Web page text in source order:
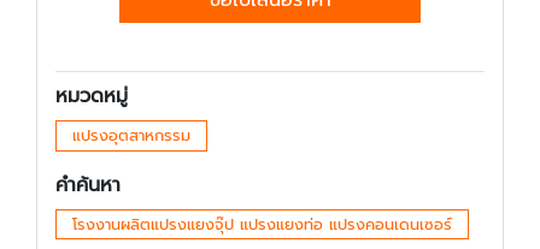
หมวดหมู่
แปรงอุตสาหกรรม
คำค้นหา
โรงงานผลิตแปรงแยงจุ๊ป แปรงแยงท่อ แปรงคอนเดนเซอร์